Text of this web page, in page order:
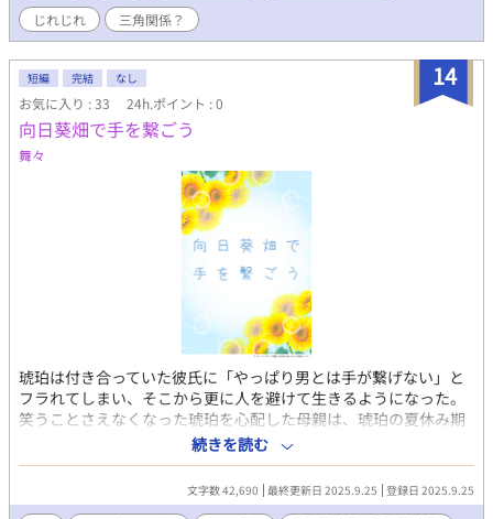
じれじれ
三角関係？
14
短編 完結 なし
お気に入り : 33 24h.ポイント : 0
向日葵畑で手を繋ごう
舞々
琥珀は付き合っていた彼氏に「やっぱり男とは手が繋げない」と
フラれてしまい、そこから更に人を避けて生きるようになった。
笑うことさえなくなった琥珀を心配した母親は、琥珀の夏休み期
間だけ自分の生まれ故郷である秩父へと送り出す。そこで久しぶ
りに再会した悠介は、琥珀のことを子ども扱いするものの、事あ
るごとに自然と手を繋いでくれる。秩父の自然に触れながら、琥
珀はいつしか明るく優しい悠介に惹かれていったのだった。
続きを読む
文字数 42,690 最終更新日 2025.9.25 登録日 2025.9.25